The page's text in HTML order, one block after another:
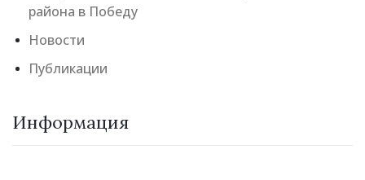
района в Победу
Новости
Публикации
Информация